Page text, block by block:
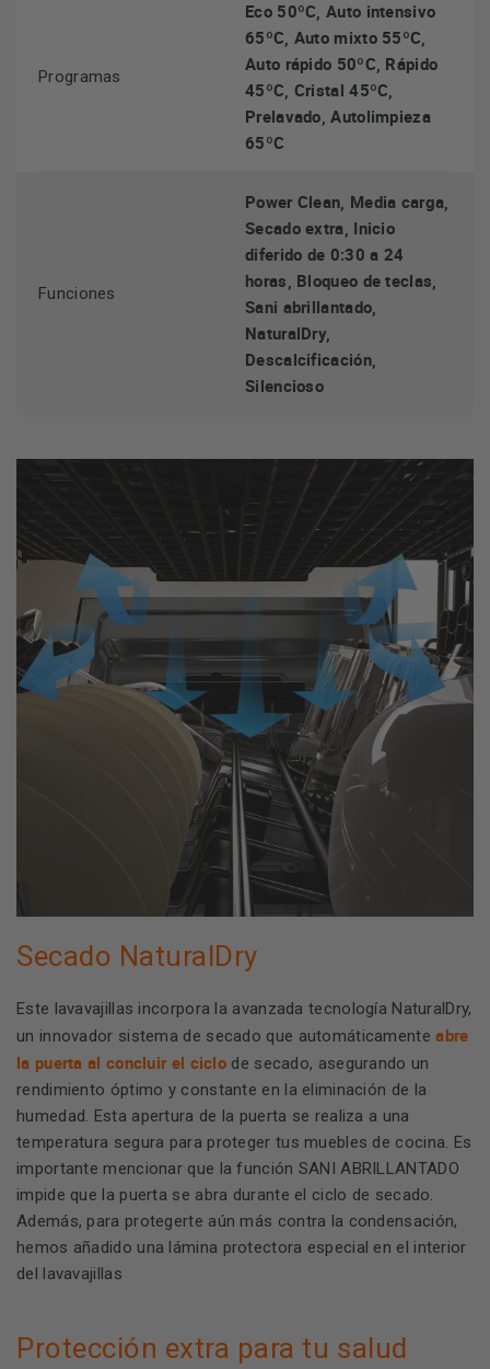
Programas
Eco 50ºC, Auto intensivo
65ºC, Auto mixto 55ºC,
Auto rápido 50ºC, Rápido
45ºC, Cristal 45ºC,
Prelavado, Autolimpieza
65ºC
Funciones
Power Clean, Media carga,
Secado extra, Inicio
diferido de 0:30 a 24
horas, Bloqueo de teclas,
Sani abrillantado,
NaturalDry,
Descalcificación,
Silencioso
Secado NaturalDry
Este lavavajillas incorpora la avanzada tecnología NaturalDry,
un innovador sistema de secado que automáticamente abre
la puerta al concluir el ciclo de secado, asegurando un
rendimiento óptimo y constante en la eliminación de la
humedad. Esta apertura de la puerta se realiza a una
temperatura segura para proteger tus muebles de cocina. Es
importante mencionar que la función SANI ABRILLANTADO
impide que la puerta se abra durante el ciclo de secado.
Además, para protegerte aún más contra la condensación,
hemos añadido una lámina protectora especial en el interior
del lavavajillas
Protección extra para tu salud